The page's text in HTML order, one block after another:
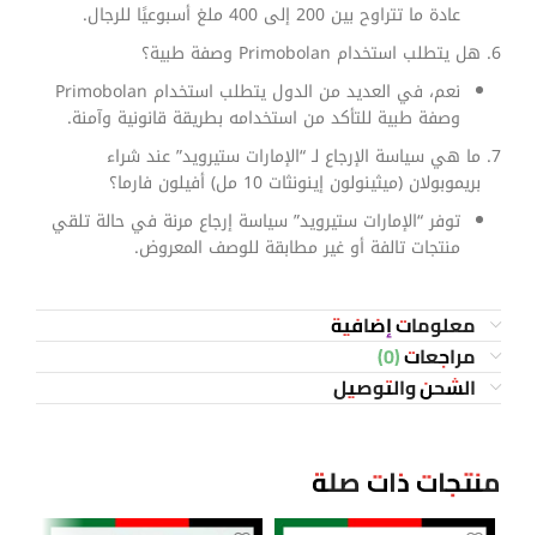
عادة ما تتراوح بين 200 إلى 400 ملغ أسبوعيًا للرجال.
هل يتطلب استخدام Primobolan وصفة طبية؟
نعم، في العديد من الدول يتطلب استخدام Primobolan
وصفة طبية للتأكد من استخدامه بطريقة قانونية وآمنة.
ما هي سياسة الإرجاع لـ “الإمارات ستيرويد” عند شراء
بريموبولان (ميثينولون إينونثات 10 مل) أفيلون فارما؟
توفر “الإمارات ستيرويد” سياسة إرجاع مرنة في حالة تلقي
منتجات تالفة أو غير مطابقة للوصف المعروض.
معلومات إضافية
مراجعات (0)
الشحن والتوصيل
منتجات ذات صلة